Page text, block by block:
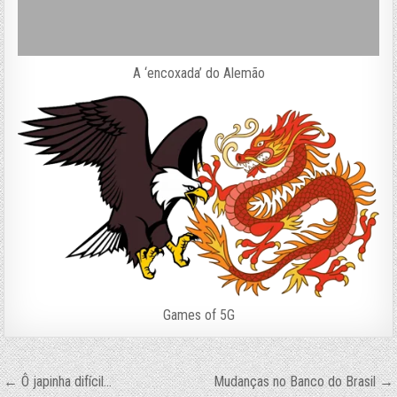
A ‘encoxada’ do Alemão
Games of 5G
Navegação
← Ô japinha difícil… Mudanças no Banco do Brasil →